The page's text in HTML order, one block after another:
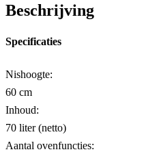
Beschrijving
Specificaties
Nishoogte:
60 cm
Inhoud:
70 liter (netto)
Aantal ovenfuncties: